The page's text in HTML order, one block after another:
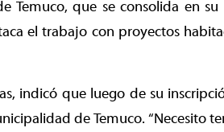
Temuco, que se consolida en
el trabajo con proyectos
indicó que luego de su
de Temuco. “Necesito